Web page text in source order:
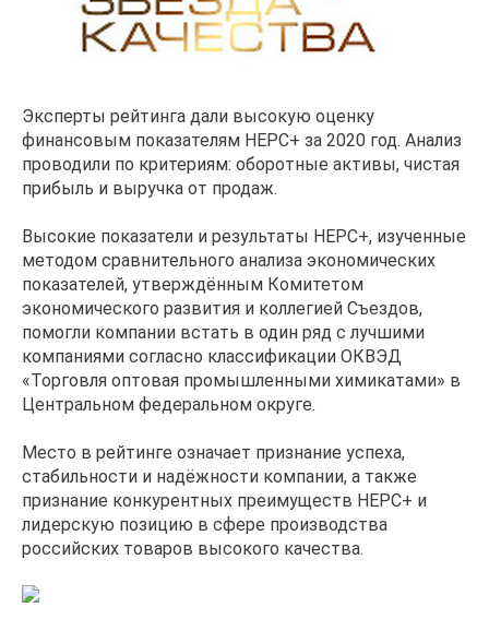
Эксперты рейтинга дали высокую оценку
финансовым показателям НЕРС+ за 2020 год. Анализ
проводили по критериям: оборотные активы, чистая
прибыль и выручка от продаж.
Высокие показатели и результаты НЕРС+, изученные
методом сравнительного анализа экономических
показателей, утверждённым Комитетом
экономического развития и коллегией Съездов,
помогли компании встать в один ряд с лучшими
компаниями согласно классификации ОКВЭД
«Торговля оптовая промышленными химикатами» в
Центральном федеральном округе.
Место в рейтинге означает признание успеха,
стабильности и надёжности компании, а также
признание конкурентных преимуществ НЕРС+ и
лидерскую позицию в сфере производства
российских товаров высокого качества.